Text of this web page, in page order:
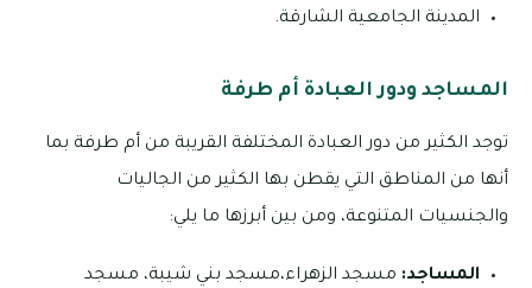
المدينة الجامعية الشارقة.
المساجد ودور العبادة أم طرفة
توجد الكثير من دور العبادة المختلفة القريبة من أم طرفة بما
أنها من المناطق التي يقطن بها الكثير من الجاليات
والجنسيات المتنوعة، ومن بين أبرزها ما يلي:
المساجد: مسجد الزهراء،مسجد بني شيبة، مسجد